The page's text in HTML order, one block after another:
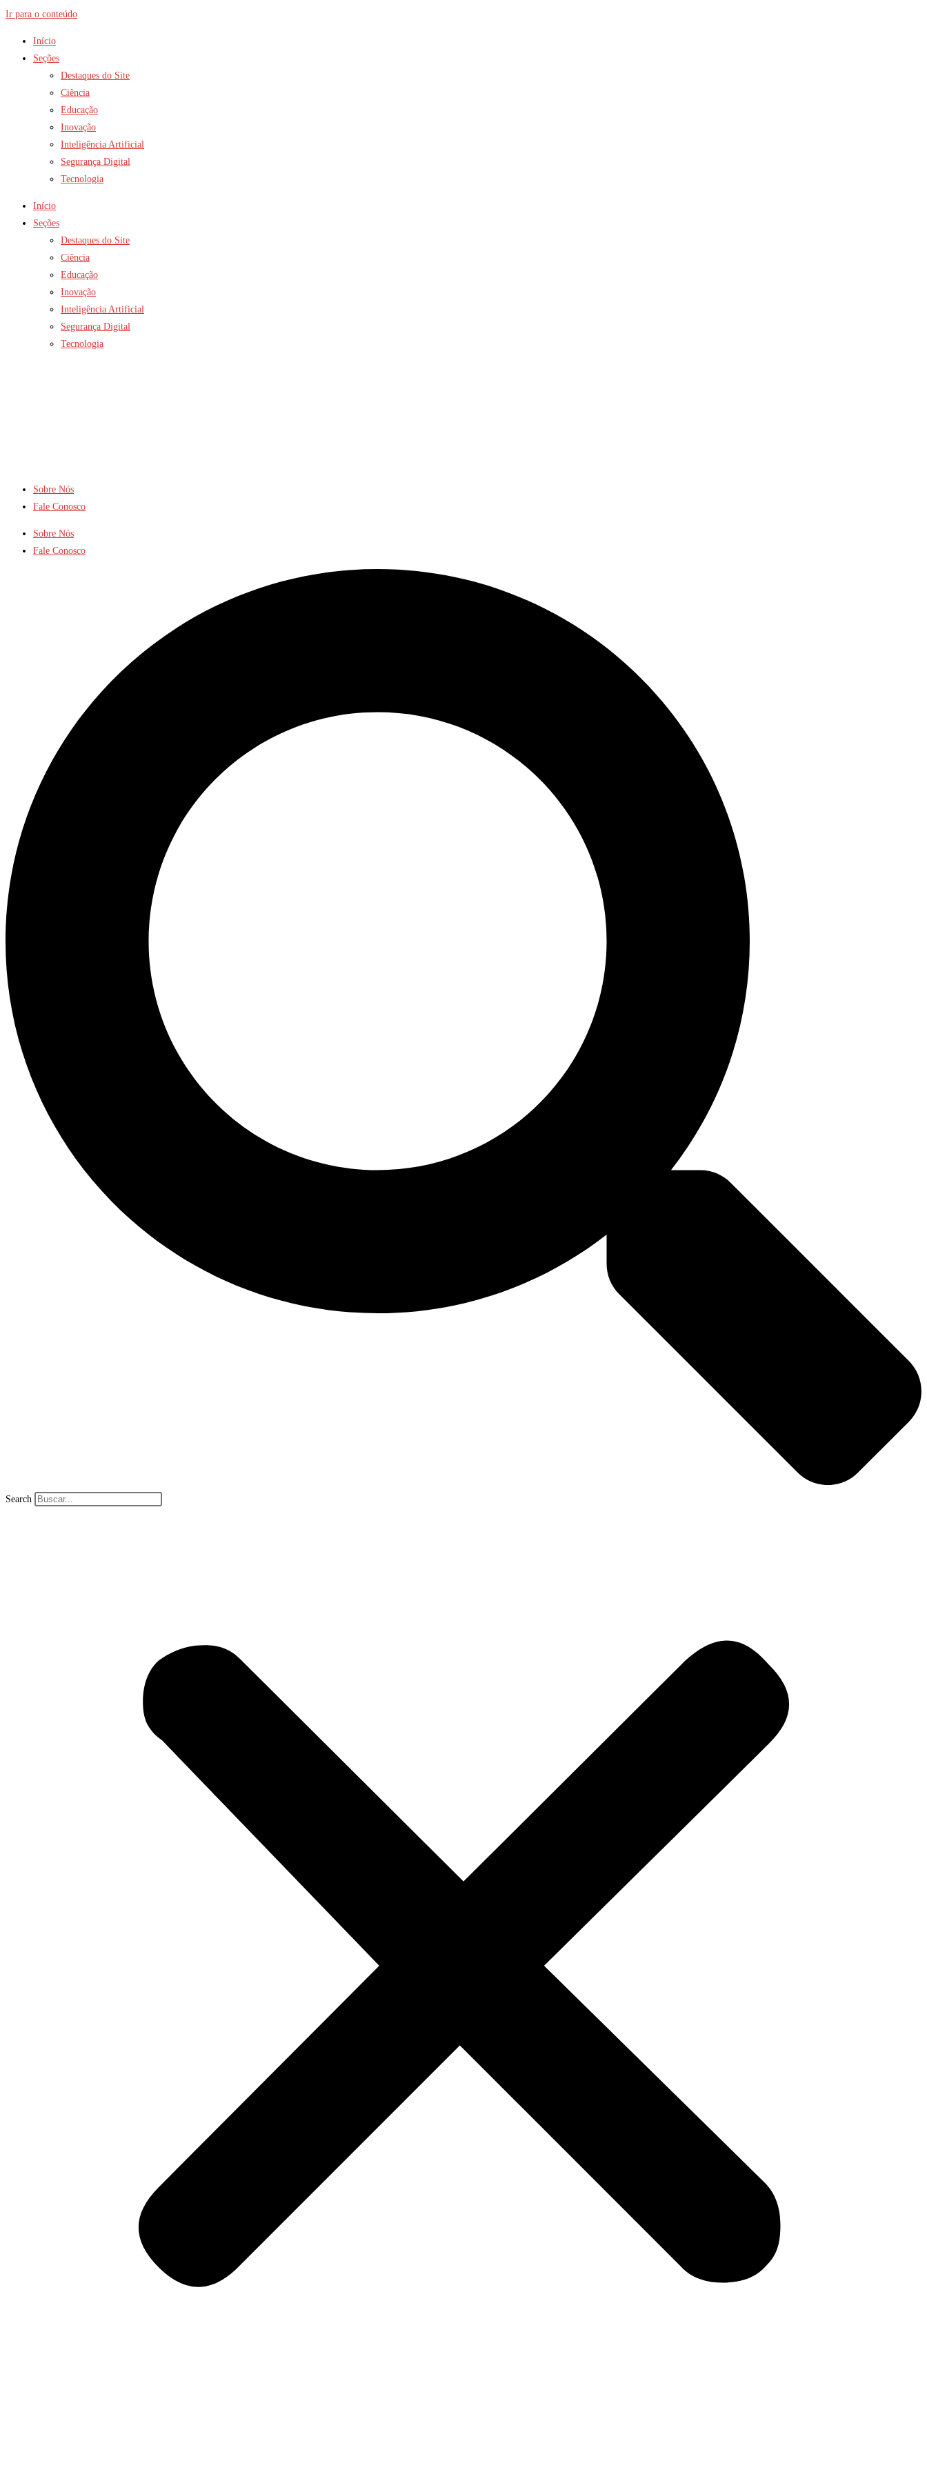
Ir para o conteúdo
Início
Seções
Destaques do Site
Ciência
Educação
Inovação
Inteligência Artificial
Segurança Digital
Tecnologia
Início
Seções
Destaques do Site
Ciência
Educação
Inovação
Inteligência Artificial
Segurança Digital
Tecnologia
Sobre Nós
Fale Conosco
Sobre Nós
Fale Conosco
Search